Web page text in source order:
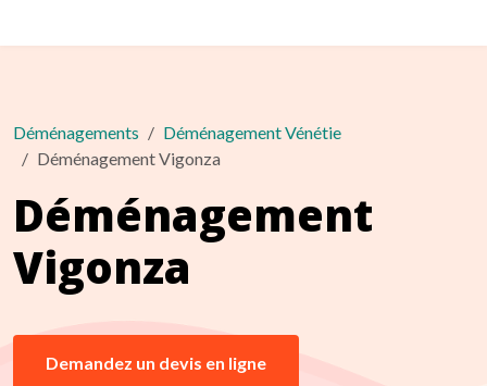
Déménagements
Déménagement Vénétie
Déménagement Vigonza
Déménagement
Vigonza
Demandez un devis en ligne